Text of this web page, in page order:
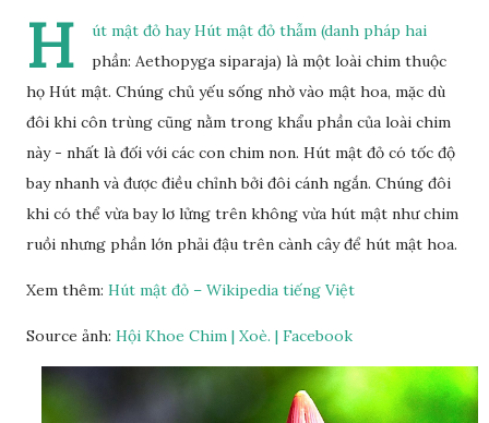
H
út mật đỏ hay Hút mật đỏ thẫm (danh pháp hai
phần: Aethopyga siparaja) là một loài chim thuộc
họ Hút mật. Chúng chủ yếu sống nhờ vào mật hoa, mặc dù
đôi khi côn trùng cũng nằm trong khẩu phần của loài chim
này - nhất là đối với các con chim non. Hút mật đỏ có tốc độ
bay nhanh và được điều chỉnh bởi đôi cánh ngắn. Chúng đôi
khi có thể vừa bay lơ lửng trên không vừa hút mật như chim
ruồi nhưng phần lớn phải đậu trên cành cây để hút mật hoa.
Xem thêm: Hút mật đỏ – Wikipedia tiếng Việt
Source ảnh: Hội Khoe Chim | Xoè. | Facebook